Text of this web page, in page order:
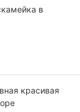
в
красивая